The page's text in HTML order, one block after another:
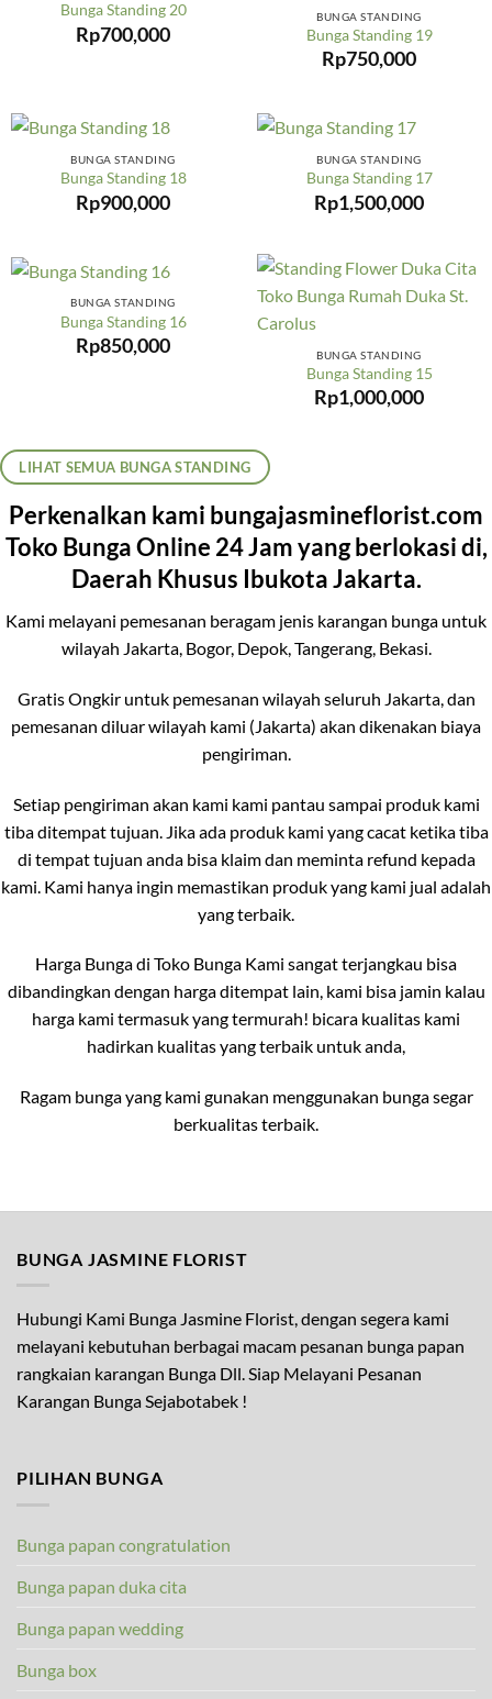
Bunga Standing 20
Rp700,000
BUNGA STANDING
Bunga Standing 19
Rp750,000
BUNGA STANDING
Bunga Standing 18
Rp900,000
BUNGA STANDING
Bunga Standing 17
Rp1,500,000
BUNGA STANDING
Bunga Standing 16
Rp850,000 BUNGA STANDING
Bunga Standing 15
Rp1,000,000
LIHAT SEMUA BUNGA STANDING
Perkenalkan kami bungajasmineflorist.com
Toko Bunga Online 24 Jam yang berlokasi di,
Daerah Khusus Ibukota Jakarta.
Kami melayani pemesanan beragam jenis karangan bunga untuk
wilayah Jakarta, Bogor, Depok, Tangerang, Bekasi.
Gratis Ongkir untuk pemesanan wilayah seluruh Jakarta, dan
pemesanan diluar wilayah kami (Jakarta) akan dikenakan biaya
pengiriman.
Setiap pengiriman akan kami kami pantau sampai produk kami
tiba ditempat tujuan. Jika ada produk kami yang cacat ketika tiba
di tempat tujuan anda bisa klaim dan meminta refund kepada
kami. Kami hanya ingin memastikan produk yang kami jual adalah
yang terbaik.
Harga Bunga di Toko Bunga Kami sangat terjangkau bisa
dibandingkan dengan harga ditempat lain, kami bisa jamin kalau
harga kami termasuk yang termurah! bicara kualitas kami
hadirkan kualitas yang terbaik untuk anda,
Ragam bunga yang kami gunakan menggunakan bunga segar
berkualitas terbaik.
BUNGA JASMINE FLORIST
Hubungi Kami Bunga Jasmine Florist, dengan segera kami
melayani kebutuhan berbagai macam pesanan bunga papan
rangkaian karangan Bunga Dll. Siap Melayani Pesanan
Karangan Bunga Sejabotabek !
PILIHAN BUNGA
Bunga papan congratulation
Bunga papan duka cita
Bunga papan wedding
Bunga box